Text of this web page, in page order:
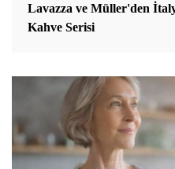
Lavazza ve Müller'den
Kahve Serisi